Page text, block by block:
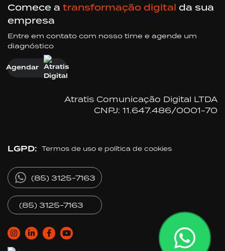
Comece a transformação digital da sua
empresa
Entre em contato com nosso time e agende um
diagnóstico
Agendar
Atratis Comunicação Digital LTDA
CNPJ: 11.647.486/0001-70
LGPD: Termos de uso e política de cookies
(85) 3125-7163
(85) 3125-7163